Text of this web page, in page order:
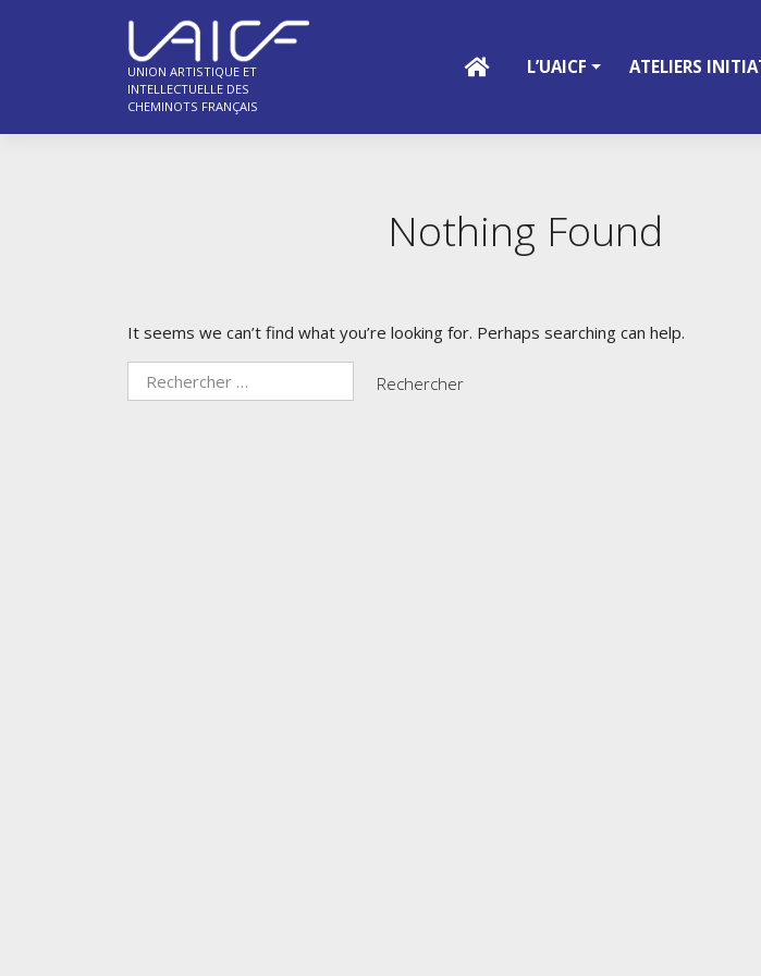
UNION ARTISTIQUE ET
INTELLECTUELLE DES
CHEMINOTS FRANÇAIS
L’UAICF ATELIERS
Nothing Found
It seems we can’t find what you’re looking for. Perhaps searching can help.